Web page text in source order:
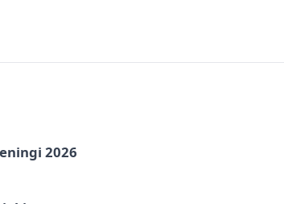
2026